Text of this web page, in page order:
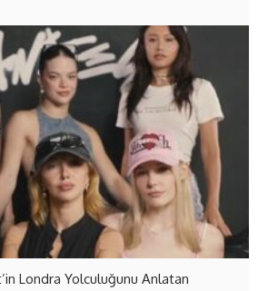
Londra Yolculuğunu Anlatan